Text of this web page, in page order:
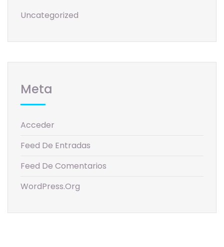
Uncategorized
Meta
Acceder
Feed De Entradas
Feed De Comentarios
WordPress.org